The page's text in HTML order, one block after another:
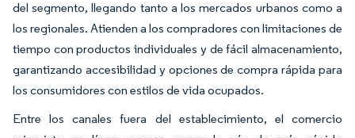
del segmento, llegando tanto a los mercados urbanos como a
los regionales. Atienden a los compradores con limitaciones de
tiempo con productos individuales y de fácil almacenamiento,
garantizando accesibilidad y opciones de compra rápida para
los consumidores con estilos de vida ocupados.
Entre los canales fuera del establecimiento, el comercio